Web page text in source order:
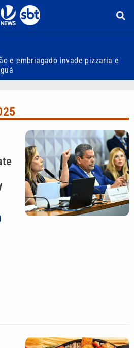
e embriagado invade pizzaria e